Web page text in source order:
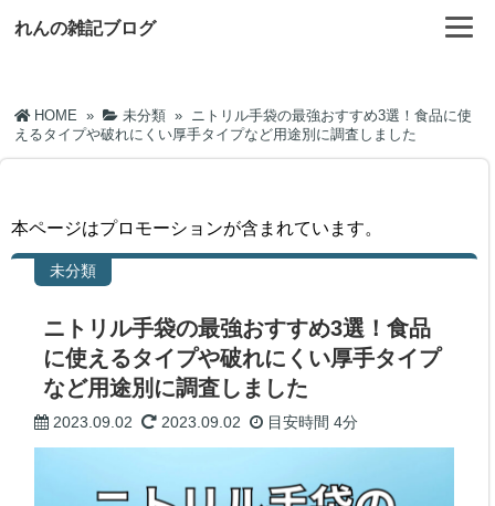
れんの雑記ブログ
HOME » 未分類 » ニトリル手袋の最強おすすめ3選！食品に使
えるタイプや破れにくい厚手タイプなど用途別に調査しました
本ページはプロモーションが含まれています。
未分類
ニトリル手袋の最強おすすめ3選！食品
に使えるタイプや破れにくい厚手タイプ
など用途別に調査しました
2023.09.02 2023.09.02 目安時間4分